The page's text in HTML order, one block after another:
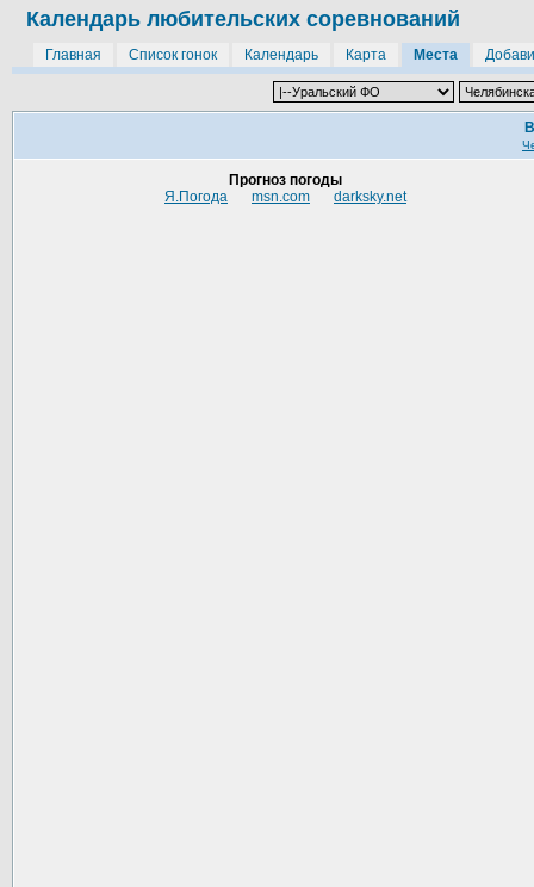
Календарь любительских соревнований
Главная Список гонок Календарь Карта Места
Прогноз погоды
Я.Погода
msn.com darksky.net